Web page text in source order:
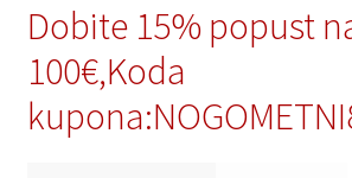
Dobite 15% popust
100€,Koda